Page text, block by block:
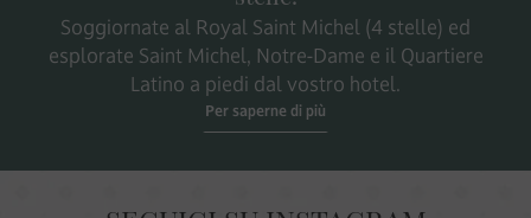
Soggiornate al Royal Saint Michel (4 stelle) ed
esplorate Saint Michel, Notre-Dame e il Quartiere
Latino a piedi dal vostro hotel.
Per saperne di più